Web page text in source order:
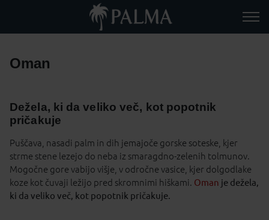
Oman
Dežela, ki da veliko več, kot popotnik
pričakuje
Puščava, nasadi palm in dih jemajoče gorske soteske, kjer
strme stene lezejo do neba iz smaragdno-zelenih tolmunov.
Mogočne gore vabijo višje, v odročne vasice, kjer dolgodlake
koze kot čuvaji ležijo pred skromnimi hiškami. Oman je dežela,
ki da veliko več, kot popotnik pričakuje.